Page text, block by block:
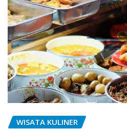
WISATA KULINER